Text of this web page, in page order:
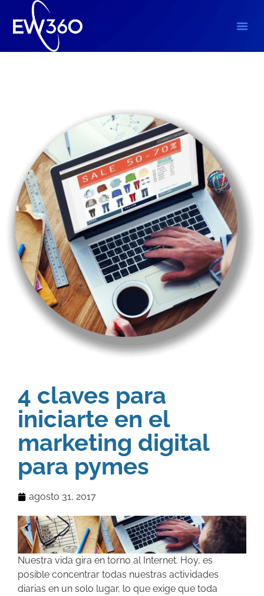
4 claves para
iniciarte en el
marketing digital
para pymes
agosto 31, 2017
Nuestra vida gira en torno al Internet. Hoy, es
posible concentrar todas nuestras actividades
diarias en un solo lugar, lo que exige que toda